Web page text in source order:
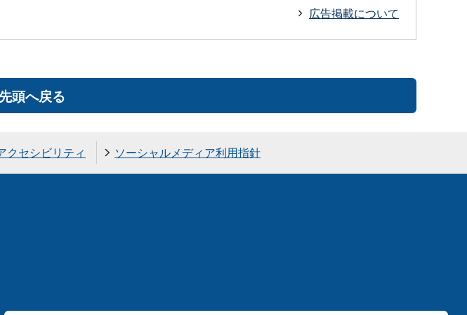
広告掲載について
頭へ戻る
クセシビリティ ソーシャルメディア利用指針